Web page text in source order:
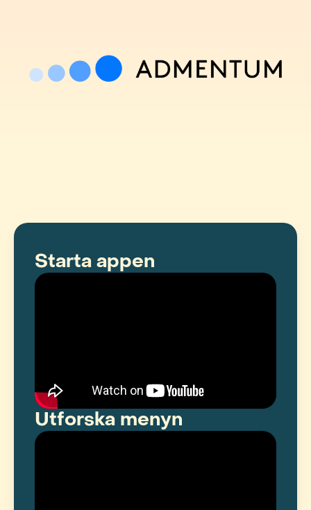
Starta appen
Utforska menyn